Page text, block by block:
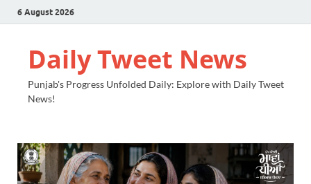
6 August 2026
Daily Tweet News
Punjab's Progress Unfolded Daily: Explore with Daily Tweet
News!